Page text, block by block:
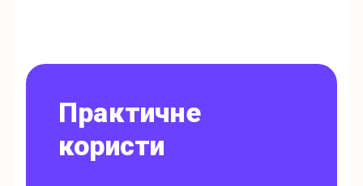
Практичне
користи